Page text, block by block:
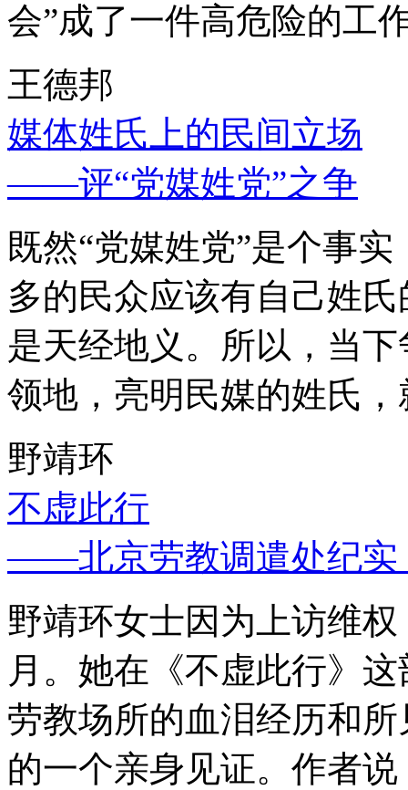
会”成了一件高危险的工
王德邦
媒体姓氏上的民间立场
——评“党媒姓党”之争
既然“党媒姓党”是个事
多的民众应该有自己姓
是天经地义。所以，当
领地，亮明民媒的姓氏
野靖环
不虚此行
——北京劳教调遣处纪实
野靖环女士因为上访维
月。她在《不虚此行》
劳教场所的血泪经历和
的一个亲身见证。作者